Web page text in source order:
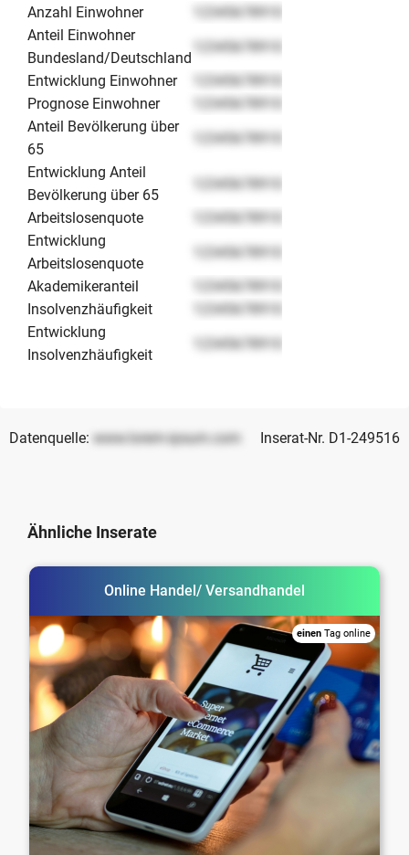
Anzahl Einwohner
12345678910
Anteil Einwohner
Bundesland/Deutschland
12345678910
Entwicklung Einwohner
12345678910
Prognose Einwohner
12345678910
Anteil Bevölkerung über
65
12345678910
Entwicklung Anteil
Bevölkerung über 65
12345678910
Arbeitslosenquote
12345678910
Entwicklung
Arbeitslosenquote
12345678910
Akademikeranteil
12345678910
Insolvenzhäufigkeit
12345678910
Entwicklung
Insolvenzhäufigkeit
12345678910
Datenquelle: www.lorem-ipsum.com Inserat-Nr. D1-249516
Ähnliche Inserate
Online Handel/ Versandhandel
einen Tag online